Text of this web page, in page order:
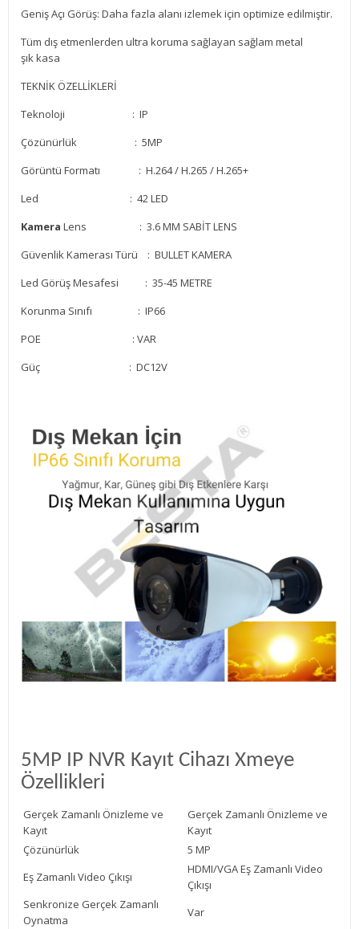
Geniş Açı Görüş: Daha fazla alanı izlemek için optimize edilmiştir.
Tüm dış etmenlerden ultra koruma sağlayan sağlam metal
şık kasa
TEKNİK ÖZELLİKLERİ
Teknoloji : IP
Çözünürlük : 5MP
Görüntü Formatı : H.264 / H.265 / H.265+
Led : 42 LED
Kamera Lens : 3.6 MM SABİT LENS
Güvenlik Kamerası Türü : BULLET KAMERA
Led Görüş Mesafesi : 35-45 METRE
Korunma Sınıfı : IP66
POE
: VAR
Güç : DC12V
5MP IP NVR Kayıt Cihazı Xmeye
Özellikleri
Gerçek Zamanlı Önizleme ve
Kayıt
Gerçek Zamanlı Önizleme ve
Kayıt
Çözünürlük
5 MP
Eş Zamanlı Video Çıkışı
HDMI/VGA Eş Zamanlı Video
Çıkışı
Senkronize Gerçek Zamanlı
Oynatma
Var